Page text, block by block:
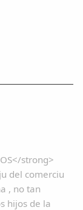
strong>
del comerciu
, no tan
hijos de la